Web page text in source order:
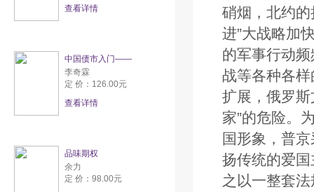
查看详情
中国债市入门——
李奇霖
定 价：126.00元
查看详情
品味期权
余力
定 价：98.00元
硝烟，北约的
进”大战略加
的军事行动
战等各种各
扩展，俄罗
家”的危险。
国形象，普
扬传统的爱
之以一整套